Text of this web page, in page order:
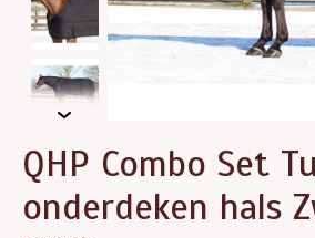
QHP Combo Set
onderdeken hals